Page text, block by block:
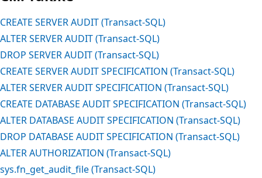
CREATE SERVER AUDIT (Transact-SQL)
ALTER SERVER AUDIT (Transact-SQL)
DROP SERVER AUDIT (Transact-SQL)
CREATE SERVER AUDIT SPECIFICATION (Transact-SQL)
ALTER SERVER AUDIT SPECIFICATION (Transact-SQL)
CREATE DATABASE AUDIT SPECIFICATION (Transact-SQL)
ALTER DATABASE AUDIT SPECIFICATION (Transact-SQL)
DROP DATABASE AUDIT SPECIFICATION (Transact-SQL)
ALTER AUTHORIZATION (Transact-SQL)
sys.fn_get_audit_file (Transact-SQL)